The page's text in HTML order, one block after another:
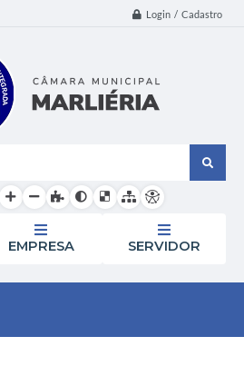
Login / Cadastro
EMPRESA SERVIDOR